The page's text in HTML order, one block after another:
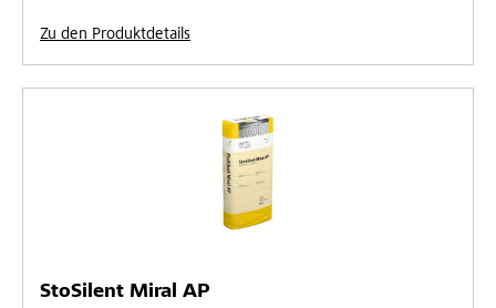
Zu den Produktdetails
StoSilent Miral AP